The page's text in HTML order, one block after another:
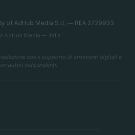
of AdHub Media S.r.l. — REA 2729933
AdHub Media — Italia
con il supporto di strumenti digitali e
autori indipendenti.